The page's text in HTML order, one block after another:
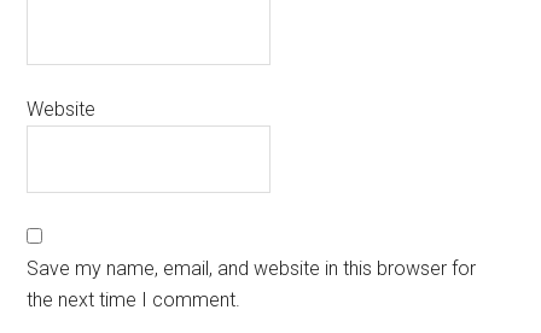
Website
Save my name, email, and website in this browser for
the next time I comment.